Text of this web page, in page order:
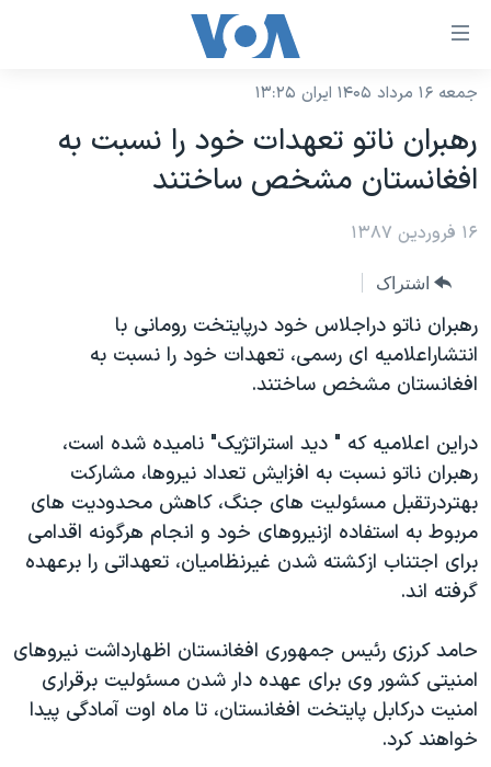
لینکهای
دسترسی
جهش
به
محتوای
اصلی
جهش
صفحه
اصلی
جهش
به
جستجو
نسخه سبک وب‌سایت
موضوع ها
ایران
آمریکا
جهان
ورزشی
گزیده‌ها
ویژه برنامه‌ها
ویدیوها
فرهنگ و زندگی
حقوق شهروندی
اقتصادی
اسرائیل در جنگ
گالری عکس
آرشیو پخش زنده
برنامه های تلویزیونی
جدول برنامه ها
صفحه‌های ویژه
جام جهانی ۲۰۲۶
عملیات خشم حماسی
۲۵۰سالگی آمریکا
بایگانی برنامه‌های تلویزیونی
مستندها
انتخابات ریاست جمهوری آمریکا ۲۰۲۴
حمله جمهوری اسلامی به اسرائیل
ورزش زنان در ایران
اعتراضات زن، زندگی، آزادی
مجموعه مستندهای دادخواهی
فرکانس‌های صدای آمریکا
پخش رادیویی
یادگیری زبان انگلیسی
دنبال کنید
زبانهای مختلف
جمعه ۱۶ مرداد ۱۴۰۵ ایران ۱۳:۲۵
رهبران ناتو تعهدات خود را نسبت به
افغانستان مشخص ساختند
۱۶ فروردین ۱۳۸۷
اشتراک
رهبران ناتو دراجلاس خود درپایتخت رومانی با
انتشاراعلامیه ای رسمی، تعهدات خود را نسبت به
افغانستان مشخص ساختند.
دراین اعلامیه که " دید استراتژیک" نامیده شده است،
رهبران ناتو نسبت به افزایش تعداد نیروها، مشارکت
بهتردرتقبل مسئولیت های جنگ، کاهش محدودیت های
مربوط به استفاده ازنیروهای خود و انجام هرگونه اقدامی
برای اجتناب ازکشته شدن غیرنظامیان، تعهداتی را برعهده
گرفته اند.
حامد کرزی رئیس جمهوری افغانستان اظهارداشت نیروهای
امنیتی کشور وی برای عهده دار شدن مسئولیت برقراری
امنیت درکابل پایتخت افغانستان، تا ماه اوت آمادگی پیدا
خواهند کرد.